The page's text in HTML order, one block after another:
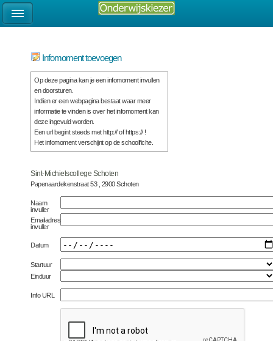
Infomoment toevoegen
Op deze pagina kan je een infomoment invullen
en doorsturen.
Indien er een webpagina bestaat waar meer
informatie te vinden is over het infomoment kan
deze ingevuld worden.
Een url begint steeds met http:// of https:// !
Het infomoment verschijnt op de schoolfiche.
Sint-Michielscollege Schoten
Papenaardekenstraat 53 , 2900 Schoten
Naam
invuller
Emailadres
invuller
Datum
Startuur
Einduur
Info URL